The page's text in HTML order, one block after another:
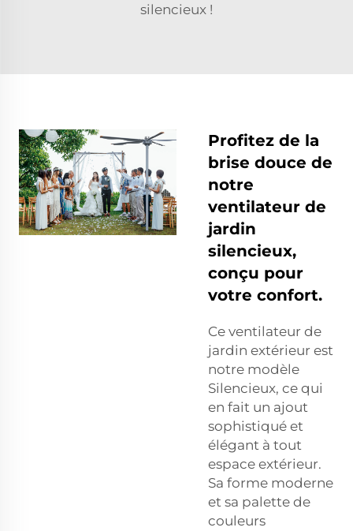
silencieux !
Profitez de la
brise douce de
notre
ventilateur de
jardin
silencieux,
conçu pour
votre confort.
Ce ventilateur de
jardin extérieur est
notre modèle
Silencieux, ce qui
en fait un ajout
sophistiqué et
élégant à tout
espace extérieur.
Sa forme moderne
et sa palette de
couleurs